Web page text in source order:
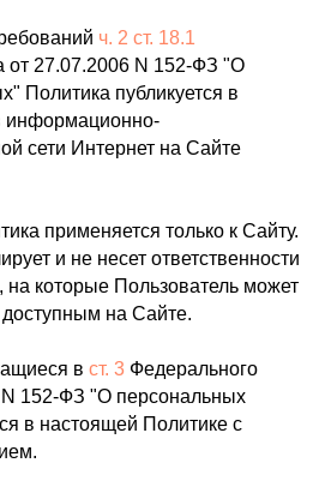
ч. 2 ст. 18.1
от 27.07.2006 N 152-ФЗ "О
Политика публикуется в
информационно-
сети Интернет на Сайте
применяется только к Сайту.
и не несет ответственности
на которые Пользователь может
на Сайте.
в ст. 3 Федерального
N 152-ФЗ "О персональных
в настоящей Политике с